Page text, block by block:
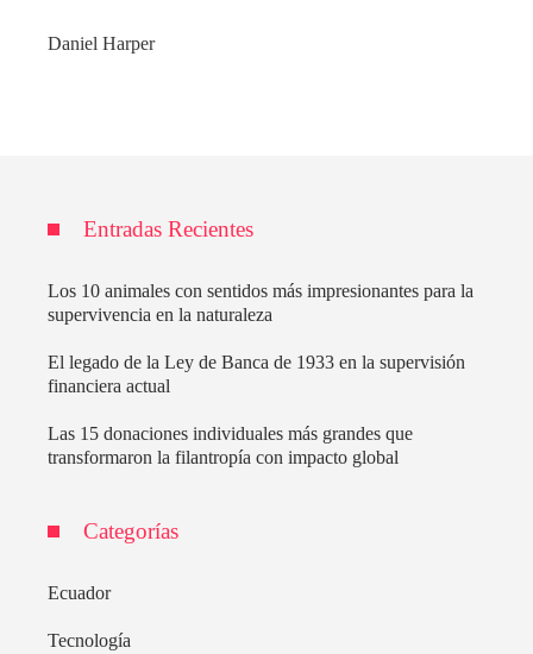
Daniel Harper
Entradas Recientes
Los 10 animales con sentidos más impresionantes para la
supervivencia en la naturaleza
El legado de la Ley de Banca de 1933 en la supervisión
financiera actual
Las 15 donaciones individuales más grandes que
transformaron la filantropía con impacto global
Categorías
Ecuador
Tecnología